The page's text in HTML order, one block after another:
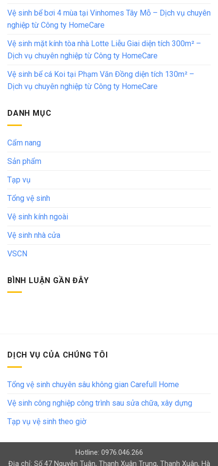
Vệ sinh bể bơi 4 mùa tại Vinhomes Tây Mỗ – Dịch vụ chuyên
nghiệp từ Công ty HomeCare
Vệ sinh mặt kính tòa nhà Lotte Liễu Giai diện tích 300m² –
Dịch vụ chuyên nghiệp từ Công ty HomeCare
Vệ sinh bể cá Koi tại Phạm Văn Đồng diện tích 130m² –
Dịch vụ chuyên nghiệp từ Công ty HomeCare
DANH MỤC
Cẩm nang
Sản phẩm
Tạp vụ
Tổng vệ sinh
Vệ sinh kính ngoài
Vệ sinh nhà cửa
VSCN
BÌNH LUẬN GẦN ĐÂY
DỊCH VỤ CỦA CHÚNG TÔI
Tổng vệ sinh chuyên sâu không gian Carefull Home
Vệ sinh công nghiệp công trình sau sửa chữa, xây dựng
Tạp vụ vệ sinh theo giờ
Hotline: 0976.046.266
Địa chỉ: Số 47 Nguyễn Tuân, Thanh Xuân Trung, Thanh Xuân, Hà